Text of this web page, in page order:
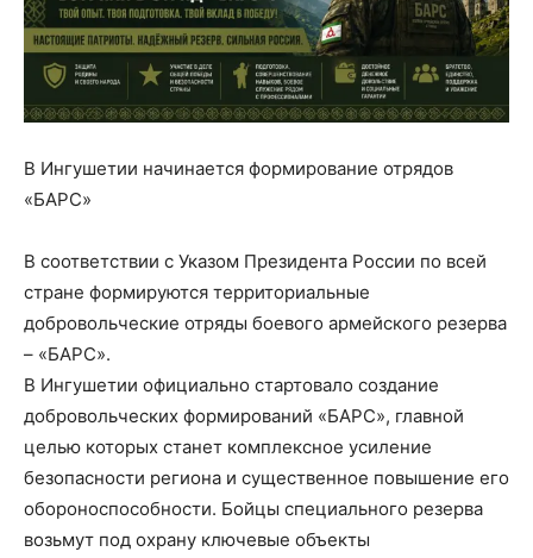
В Ингушетии начинается формирование отрядов
«БАРС»
В соответствии с Указом Президента России по всей
стране формируются территориальные
добровольческие отряды боевого армейского резерва
– «БАРС».
В Ингушетии официально стартовало создание
добровольческих формирований «БАРС», главной
целью которых станет комплексное усиление
безопасности региона и существенное повышение его
обороноспособности. Бойцы специального резерва
возьмут под охрану ключевые объекты